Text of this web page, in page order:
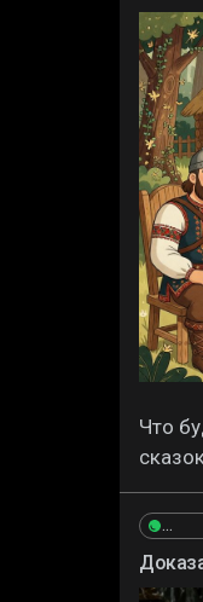
Что